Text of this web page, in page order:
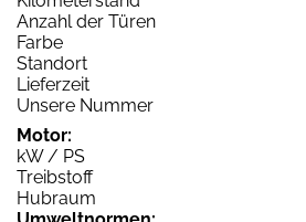
Anzahl der Türen
Farbe
Standort
Lieferzeit
Unsere Nummer
Motor:
kW / PS
Treibstoff
Hubraum